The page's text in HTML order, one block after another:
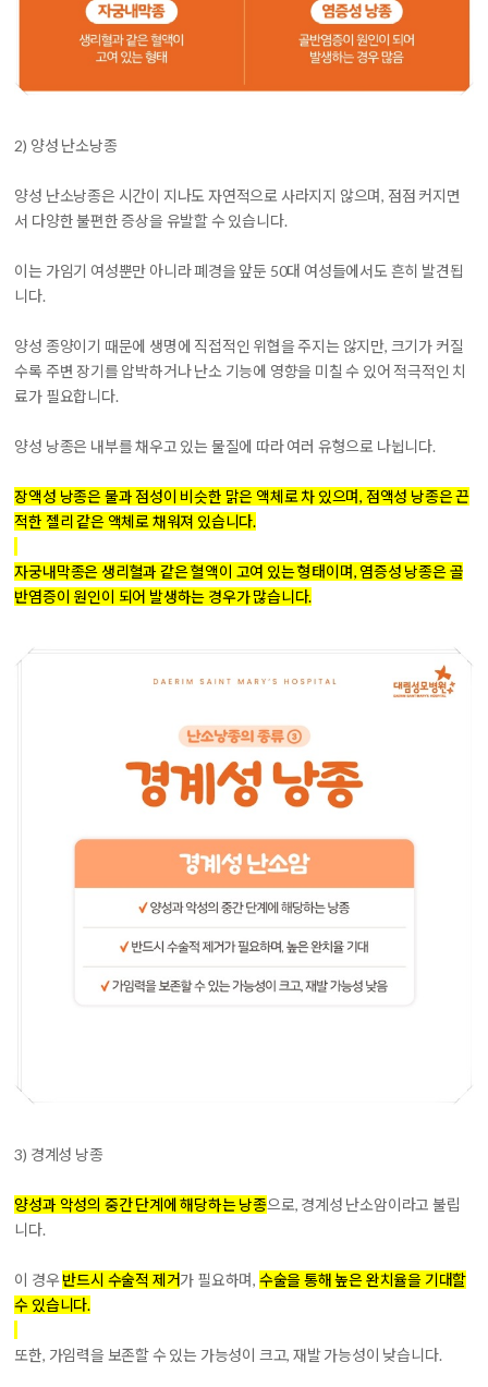
2) 양성 난소낭종
양성 난소낭종은 시간이 지나도 자연적으로 사라지지 않으며, 점점 커지면
서 다양한 불편한 증상을 유발할 수 있습니다.
이는 가임기 여성뿐만 아니라 폐경을 앞둔 50대 여성들에서도 흔히 발견됩
니다.
양성 종양이기 때문에 생명에 직접적인 위협을 주지는 않지만, 크기가 커질
수록 주변 장기를 압박하거나 난소 기능에 영향을 미칠 수 있어 적극적인 치
료가 필요합니다.
양성 낭종은 내부를 채우고 있는 물질에 따라 여러 유형으로 나뉩니다.
장액성 낭종은 물과 점성이 비슷한 맑은 액체로 차 있으며, 점액성 낭종은 끈
적한 젤리 같은 액체로 채워져 있습니다.
자궁내막종은 생리혈과 같은 혈액이 고여 있는 형태이며, 염증성 낭종은 골
반염증이 원인이 되어 발생하는 경우가 많습니다.
3) 경계성 낭종
양성과 악성의 중간 단계에 해당하는 낭종으로, 경계성 난소암이라고 불립
니다.
이 경우반드시 수술적 제거가 필요하며, 수술을 통해 높은 완치율을 기대할
수 있습니다.
또한, 가임력을 보존할 수 있는 가능성이 크고, 재발 가능성이 낮습니다.